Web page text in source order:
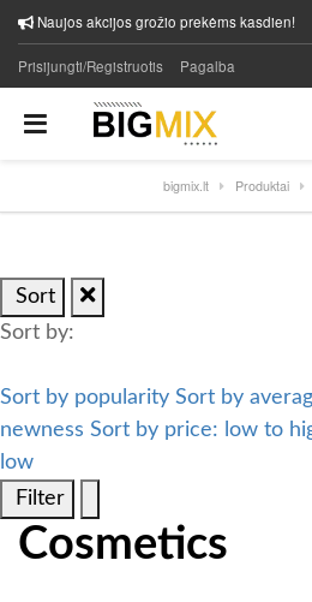
Naujos akcijos grožio prekėms kasdien!
Prisijungti/Registruotis Pagalba
bigmix.lt Produktai
Sort
Sort by:
Sort by popularity Sort by
newness Sort by price: low to
low
Filter
Cosmetics